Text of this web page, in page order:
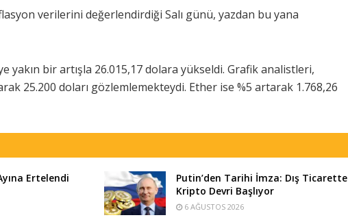
verilerini değerlendirdiği Salı günü, yazdan bu yana
yakın bir artışla 26.015,17 dolara yükseldi. Grafik analistleri,
25.200 doları gözlemlemekteydi. Ether ise %5 artarak 1.768,26
Ertelendi
Putin’den Tarihi İmza: Dış Ticarette
Kripto Devri Başlıyor
6 AĞUSTOS 2026